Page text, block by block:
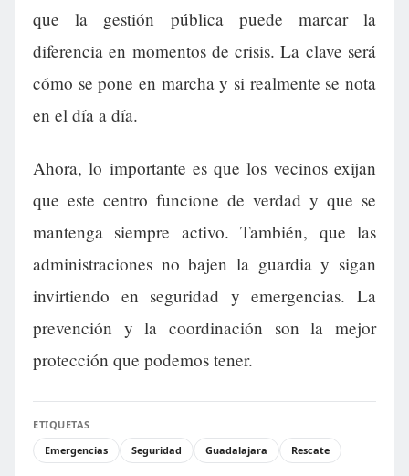
que la gestión pública puede marcar la
diferencia en momentos de crisis. La clave será
cómo se pone en marcha y si realmente se nota
en el día a día.
Ahora, lo importante es que los vecinos exijan
que este centro funcione de verdad y que se
mantenga siempre activo. También, que las
administraciones no bajen la guardia y sigan
invirtiendo en seguridad y emergencias. La
prevención y la coordinación son la mejor
protección que podemos tener.
ETIQUETAS
Emergencias
Seguridad Guadalajara Rescate